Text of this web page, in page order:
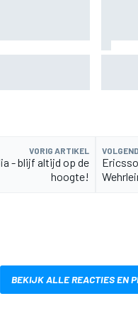
VORIG ARTIKEL
- blijf altijd op de
hoogte!
BEKIJK ALLE REACTIES EN